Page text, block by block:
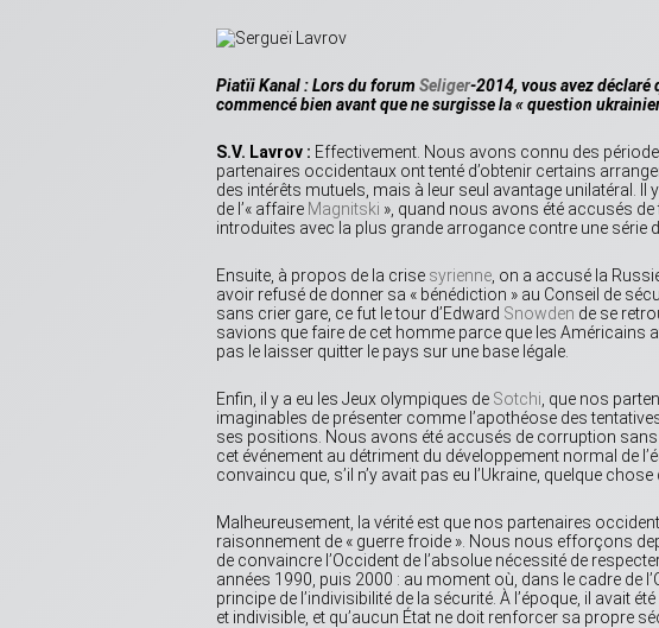
Piatïi Kanal : Lors du forum Seliger-2014, vous avez déclaré
commencé bien avant que ne surgisse la « question
S.V. Lavrov : Effectivement. Nous avons connu des
partenaires occidentaux ont tenté d’obtenir certains
des intérêts mutuels, mais à leur seul avantage unilatéral.
de l’« affaire Magnitski », quand nous avons été accusés
introduites avec la plus grande arrogance contre une série
Ensuite, à propos de la crise syrienne , on a accusé la
avoir refusé de donner sa « bénédiction » au Conseil de
sans crier gare, ce fut le tour d’Edward Snowden de se
savions que faire de cet homme parce que les
pas le laisser quitter le pays sur une base légale.
Enfin, il y a eu les Jeux olympiques de Sotchi , que nos
imaginables de présenter comme l’apothéose des
ses positions. Nous avons été accusés de corruption
cet événement au détriment du développement normal de
convaincu que, s’il n’y avait pas eu l’Ukraine, quelque chose
Malheureusement, la vérité est que nos partenaires
raisonnement de « guerre froide ». Nous nous efforçons
de convaincre l’Occident de l’absolue nécessité de
années 1990, puis 2000 : au moment où, dans le cadre de
principe de l’indivisibilité de la sécurité. À l’époque, il avait
et indivisible, et qu’aucun État ne doit renforcer sa propre